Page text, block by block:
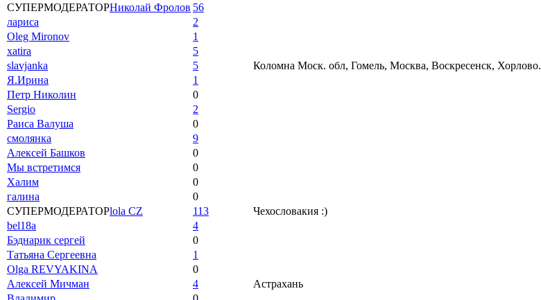
СУПЕРМОДЕРАТОРНиколай Фролов 56
лариса
2
Oleg Mironov
1
xatira
5
slavjanka
5 Коломна Моск. обл, Гомель, Москва, Воскресенск, Хорлово.
Я.Ирина
1
Петр Николин
0
Sergio
2
Раиса Валуша
0
смолянка
9
Алексей Башков
0
Мы встретимся
0
Халим
0
галина
0
СУПЕРМОДЕРАТОРlola CZ 113 Чехословакия :)
bel18a
4
Бэднарик сергей
0
Татьяна Сергеевна
1
Olga REVYAKINA
0
Алексей Мичман
4 Астрахань